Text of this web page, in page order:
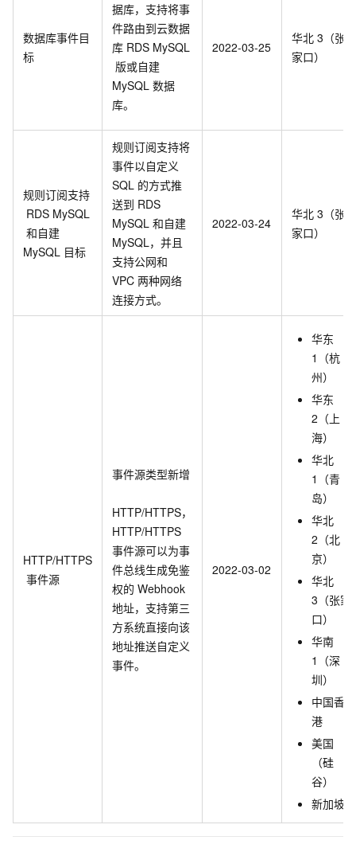
数据库事件目
标
据库，支持将事
件路由到云数据
库 RDS MySQL
版或自建
MySQL 数据
库。
2022-03-25
华北 3（张
家口）
规则订阅支持
RDS MySQL
和自建
MySQL 目标
规则订阅支持将
事件以自定义
SQL 的方式推
送到 RDS
MySQL 和自建
MySQL，并且
支持公网和
VPC 两种网络
连接方式。
2022-03-24
华北 3（张
家口）
HTTP/HTTPS
事件源
事件源类型新增
HTTP/HTTPS，
HTTP/HTTPS
事件源可以为事
件总线生成免鉴
权的 Webhook
地址，支持第三
方系统直接向该
地址推送自定义
事件。
2022-03-02
华东
1（杭
州）
华东
2（上
海）
华北
1（青
岛）
华北
2（北
京）
华北
3（张家
口）
华南
1（深
圳）
中国香
港
美国
（硅
谷）
新加坡